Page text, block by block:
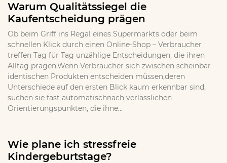
Warum Qualitätssiegel die
Kaufentscheidung prägen
Ob beim Griff ins Regal eines Supermarkts oder beim
schnellen Klick durch einen Online-Shop – Verbraucher
treffen Tag für Tag unzählige Entscheidungen, die ihren
Alltag prägen.Wenn Verbraucher sich zwischen scheinbar
identischen Produkten entscheiden müssen,deren
Unterschiede auf den ersten Blick kaum erkennbar sind,
suchen sie fast automatischnach verlässlichen
Orientierungspunkten, die ihne...
Wie plane ich stressfreie
Kindergeburtstage?